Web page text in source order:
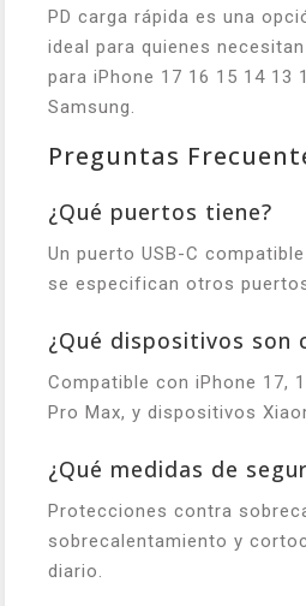
PD carga rápida es una
ideal para quienes
para iPhone 17 16 15 14 13
Samsung.
Preguntas
¿Qué puertos tiene?
Un puerto USB-C
se especifican otros
¿Qué dispositivos son
Compatible con iPhone 17,
Pro Max, y dispositivos
¿Qué medidas de
Protecciones contra
sobrecalentamiento y
diario.